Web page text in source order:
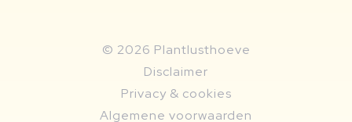
© 2026 Plantlusthoeve
Disclaimer
Privacy & cookies
Algemene voorwaarden